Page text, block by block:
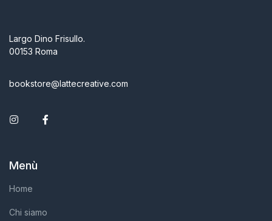
Largo Dino Frisullo.
00153 Roma
bookstore@lattecreative.com
Instagram
Menù
Home
Chi siamo